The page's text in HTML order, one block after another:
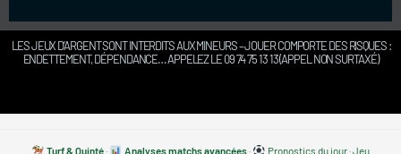
LES JEUX D’ARGENT SONT INTERDITS AUX MINEURS – JOUER COMPORTE DES RISQUES :
ENDETTEMENT, DÉPENDANCE… APPELEZ LE 09 74 75 13 13 (APPEL NON SURTAXÉ)
Turf & Quinté· Analyses matchs avancées· Pronostics du jour·Jeu